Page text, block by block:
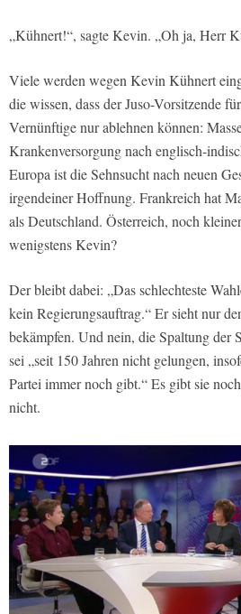
„Kühnert!“, sagte Kevin. „Oh ja, Herr
Viele werden wegen Kevin Kühnert
die wissen, dass der Juso-Vorsitzende
Vernünftige nur ablehnen können:
Krankenversorgung nach englisch-
Europa ist die Sehnsucht nach neuen
irgendeiner Hoffnung. Frankreich hat
als Deutschland. Österreich, noch
wenigstens Kevin?
Der bleibt dabei: „Das schlechteste
kein Regierungsauftrag.“ Er sieht nur
bekämpfen. Und nein, die Spaltung der
sei „seit 150 Jahren nicht gelungen,
Partei immer noch gibt.“ Es gibt sie
nicht.